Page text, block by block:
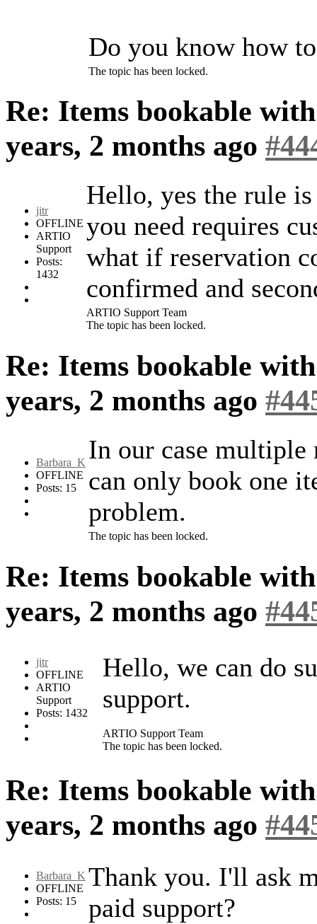
Do you know how
The topic has been locked.
Re: Items bookable
years, 2 months ago
jitr
OFFLINE
ARTIO
Support
Posts:
1432
Hello, yes the rule
you need requires
what if reservation
confirmed and
ARTIO Support Team
The topic has been locked.
Re: Items bookable
years, 2 months ago
Barbara_K
OFFLINE
Posts: 15
In our case multiple
can only book one
problem.
The topic has been locked.
Re: Items bookable
years, 2 months ago
jitr
OFFLINE
ARTIO
Support
Posts: 1432
Hello, we can do
support.
ARTIO Support Team
The topic has been locked.
Re: Items bookable
years, 2 months ago
Barbara_K
OFFLINE
Posts: 15
Thank you. I'll ask
paid support?